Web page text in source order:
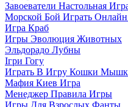
Завоеватели Настольная
Морской Бой Играть
Игра Краб
Игры Эволюция Животных
Эльдорадо Лубны
Ігри Гогу
Играть В Игру Кошки
Мафия Киев Игра
Менеджер Правила Игры
Игры Для Взрослых Фанты